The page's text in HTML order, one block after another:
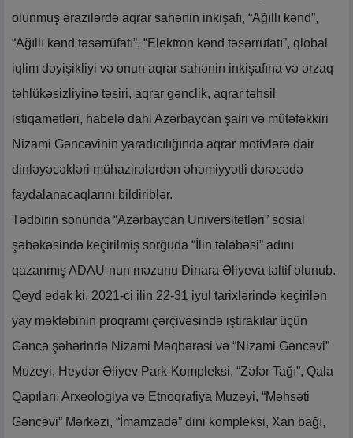
olunmuş ərazilərdə aqrar sahənin inkişafı, “Ağıllı kənd”,
“Ağıllı kənd təsərrüfatı”, “Elektron kənd təsərrüfatı”, qlobal
iqlim dəyişikliyi və onun aqrar sahənin inkişafına və ərzaq
təhlükəsizliyinə təsiri, aqrar gənclik, aqrar təhsil
istiqamətləri, habelə dahi Azərbaycan şairi və mütəfəkkiri
Nizami Gəncəvinin yaradıcılığında aqrar motivlərə dair
dinləyəcəkləri mühazirələrdən əhəmiyyətli dərəcədə
faydalanacaqlarını bildiriblər.
Tədbirin sonunda “Azərbaycan Universitetləri” sosial
şəbəkəsində keçirilmiş sorğuda “İlin tələbəsi” adını
qazanmış ADAU-nun məzunu Dinara Əliyeva təltif olunub.
Qeyd edək ki, 2021-ci ilin 22-31 iyul tarixlərində keçirilən
yay məktəbinin proqramı çərçivəsində iştirakılar üçün
Gəncə şəhərində Nizami Məqbərəsi və “Nizami Gəncəvi”
Muzeyi, Heydər Əliyev Park-Kompleksi, “Zəfər Tağı”, Qala
Qapıları: Arxeologiya və Etnoqrafiya Muzeyi, “Məhsəti
Gəncəvi” Mərkəzi, “İmamzadə” dini kompleksi, Xan bağı,